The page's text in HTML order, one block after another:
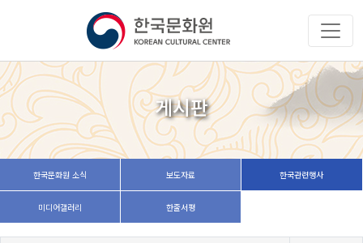
게시판
한국문화원 소식 보도자료 한국관련행사
미디어갤러리 한줄서평